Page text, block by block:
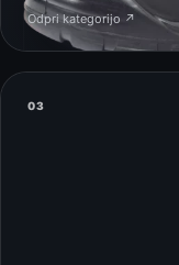
Odpri kategorijo ↗
03